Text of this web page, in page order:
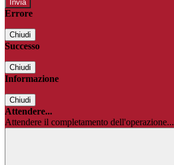
Errore
Chiudi
Successo
Chiudi
Informazione
Chiudi
Attendere...
Attendere il completamento dell'operazione...